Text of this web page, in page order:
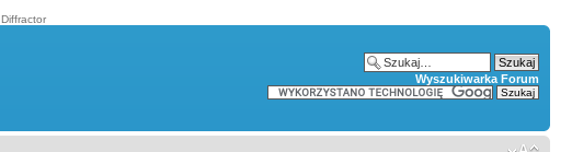
Diffractor
Wyszukiwarka Forum